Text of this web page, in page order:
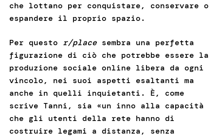
che lottano per conquistare, conservare o
espandere il proprio spazio.
Per questo r/place sembra una perfetta
figurazione di ciò che potrebbe essere la
produzione sociale online libera da ogni
vincolo, nei suoi aspetti esaltanti ma
anche in quelli inquietanti. È, come
scrive Tanni, sia «un inno alla capacità
che gli utenti della rete hanno di
costruire legami a distanza, senza